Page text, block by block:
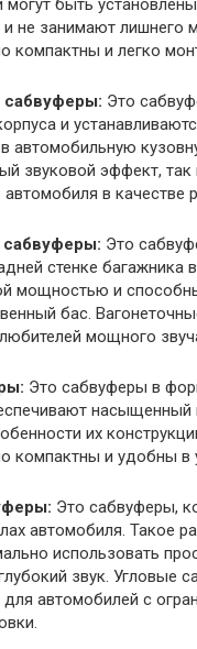
быть
не занимают лишнего
компактны и легко
сабвуферы: Это
и
автомобильную
звуковой эффект, так
в качестве
сабвуферы: Это
стенке багажника
мощностью и
бас.
мощного
Это сабвуферы в
насыщенный
их
компактны и удобны в
Это сабвуферы,
автомобиля. Такое
использовать
звук. Угловые
для автомобилей с